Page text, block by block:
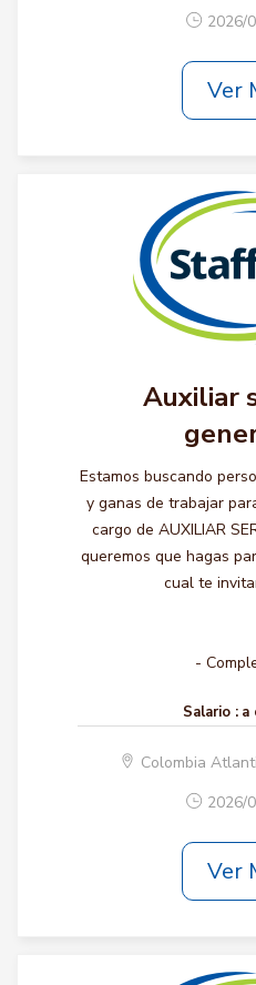
2026/
Ver
Auxiliar
Estamos buscando
y ganas de trabajar
cargo de AUXILIAR
queremos que hagas
cual te
-
Salario : a
Colombia
2026/
Ver